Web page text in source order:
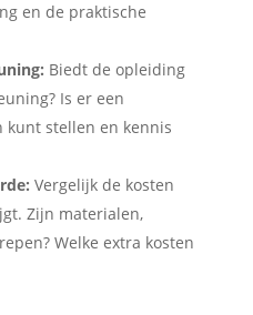
en de praktische
Biedt de opleiding
Is er een
kunt stellen en kennis
Vergelijk de kosten
Zijn materialen,
Welke extra kosten